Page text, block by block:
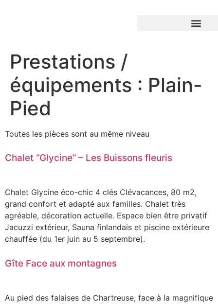
Prestations /
équipements : Plain-
Pied
Toutes les pièces sont au même niveau
Chalet “Glycine” – Les Buissons fleuris
Chalet Glycine éco-chic 4 clés Clévacances, 80 m2,
grand confort et adapté aux familles. Chalet très
agréable, décoration actuelle. Espace bien être privatif
Jacuzzi extérieur, Sauna finlandais et piscine extérieure
chauffée (du 1er juin au 5 septembre).
Gîte Face aux montagnes
Au pied des falaises de Chartreuse, face à la magnifique